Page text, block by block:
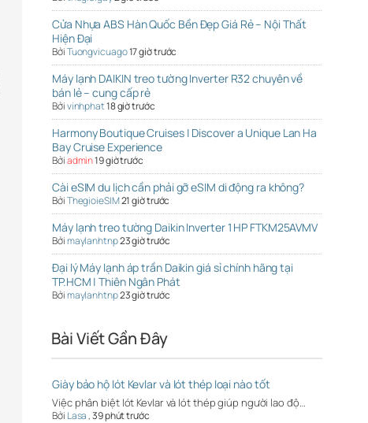
Cửa Nhựa ABS Hàn Quốc Bền Đẹp Giá Rẻ – Nội Thất
Hiện Đại
BởiTuongvicuago17 giờ trước
Máy lạnh DAIKIN treo tường Inverter R32 chuyên về
bán lẻ – cung cấp rẻ
Bởivinhphat18 giờ trước
Harmony Boutique Cruises | Discover a Unique Lan Ha
Bay Cruise Experience
Bởiadmin19 giờ trước
Cài eSIM du lịch cần phải gỡ eSIM di động ra không?
BởiThegioieSIM21 giờ trước
Máy lạnh treo tường Daikin Inverter 1 HP FTKM25AVMV
Bởimaylanhtnp23 giờ trước
Đại lý Máy lạnh áp trần Daikin giá sỉ chính hãng tại
TP.HCM | Thiên Ngân Phát
Bởimaylanhtnp23 giờ trước
Bài Viết Gần Đây
Giày bảo hộ lót Kevlar và lót thép loại nào tốt
Việc phân biệt lót Kevlar và lót thép giúp người lao độ…
Bởi Lasa,39 phút trước